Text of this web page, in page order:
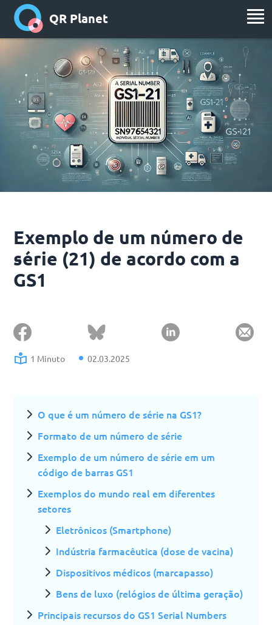
QR Planet
Exemplo de um número de
série (21) de acordo com a
GS1
1 Minuto 02.03.2025
O que é um número de série na GS1?
Formato de um número de série
Exemplo de um número de série em um
código de barras GS1
Exemplos do mundo real em diferentes
setores
Eletrônicos (Smartphone)
Indústria farmacêutica (dose de vacina)
Dispositivos médicos (marcapasso)
Bens de luxo (relógios de última geração)
Principais recursos do GS1 Serial Numbers